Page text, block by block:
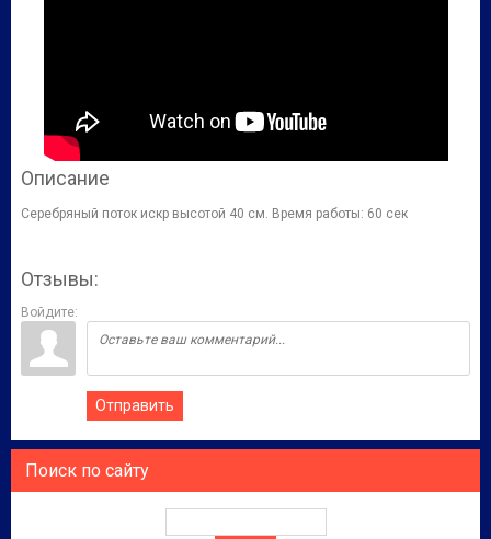
Описание
Серебряный поток искр высотой 40 см. Время работы: 60 сек
Отзывы:
Войдите:
Отправить
Поиск по сайту